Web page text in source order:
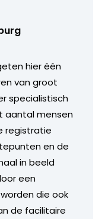
hier één
van groot
specialistisch
aantal mensen
registratie
en de
in beeld
een
die ook
de facilitaire